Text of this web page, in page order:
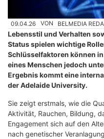
09.04.26 VON BELMEDIA
Lebensstil und Verhalten
Status spielen wichtige
Schlüsselfaktoren können
eines Menschen jedoch
Ergebnis kommt eine
der Adelaide University.
Sie zeigt erstmals, wie die
Aktivität, Rauchen, Bildung,
Engagement sich auf den
nach genetischer